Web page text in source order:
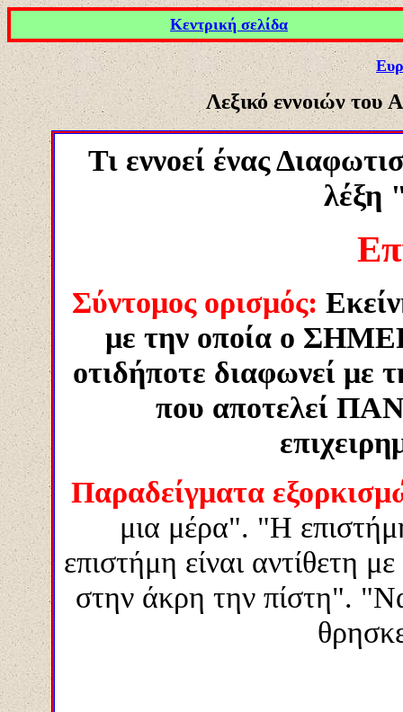
Κεντρική σελίδα
Λεξικό εννοιώντου
Τι εννοεί ένας
λέξη
Σύντομος ορισμός: E
με την οποία ο
οτιδήποτε διαφωνεί με
που αποτελεί
Παραδείγματα
μια μέρα". "Η
επιστήμη είναι αντίθετη
στην άκρη την πίστη".